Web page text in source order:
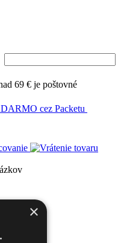
69 € je poštovné
cez Packetu
×